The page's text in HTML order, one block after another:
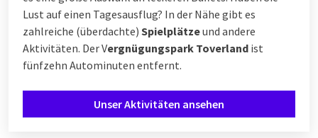
Lust auf einen Tagesausflug? In der Nähe gibt es
zahlreiche (überdachte) Spielplätzeund andere
Aktivitäten. Der Vergnügungspark Toverland ist
fünfzehn Autominuten entfernt.
Unser Aktivitäten ansehen